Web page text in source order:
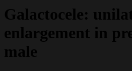
Galactocele:
enlargement in
male